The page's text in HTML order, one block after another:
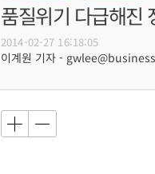
품질위기 다급해진
2014-02-27 16:18:05
이계원 기자 -